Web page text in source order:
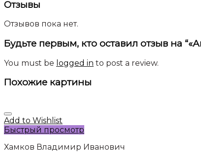
Отзывы
Отзывов пока нет.
Будьте первым, кто оставил отзыв на
You must be logged in to post a review.
Похожие картины
Add to Wishlist
Быстрый просмотр
Хамков Владимир Иванович